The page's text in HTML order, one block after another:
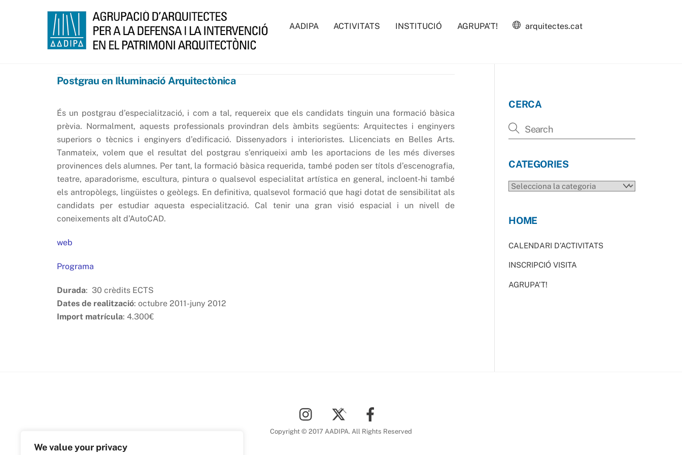
We value your privacy
AADIPA ACTIVITATS INSTITUCIÓ AGRUPA’T! arquitectes.cat
Postgrau en Il·luminació Arquitectònica
És un postgrau d’especialització, i com a tal, requereix que els candidats tinguin una formació bàsica
prèvia. Normalment, aquests professionals provindran dels àmbits següents: Arquitectes i enginyers
superiors o tècnics i enginyers d’edificació. Dissenyadors i interioristes. Llicenciats en Belles Arts.
Tanmateix, volem que el resultat del postgrau s’enriqueixi amb les aportacions de les més diverses
provinences dels alumnes. Per tant, la formació bàsica requerida, també poden ser títols d’escenografia,
teatre, aparadorisme, escultura, pintura o qualsevol especialitat artística en general, incloent-hi també
els antropòlegs, lingüistes o geòlegs. En definitiva, qualsevol formació que hagi dotat de sensibilitat als
candidats per estudiar aquesta especialització. Cal tenir una gran visió espacial i un nivell de
coneixements alt d’AutoCAD.
web
Programa
Durada: 30 crèdits ECTS
Dates de realització: octubre 2011-juny 2012
Import matrícula: 4.300€
CERCA
CATEGORIES
CATEGORIES
HOME
CALENDARI D’ACTIVITATS
INSCRIPCIÓ VISITA
AGRUPA’T!
To
Top
Copyright © 2017 AADIPA. All Rights Reserved